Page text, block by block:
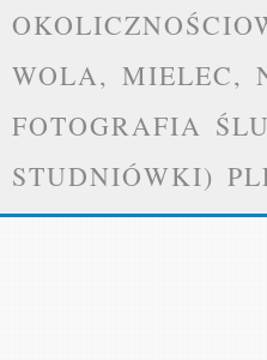
WOLA, MIELEC,
FOTOGRAFIA
STUDNIÓWKI)